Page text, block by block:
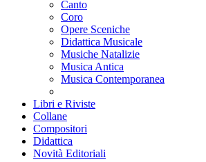
Canto
Coro
Opere Sceniche
Didattica Musicale
Musiche Natalizie
Musica Antica
Musica Contemporanea
Libri e Riviste
Collane
Compositori
Didattica
Novità Editoriali